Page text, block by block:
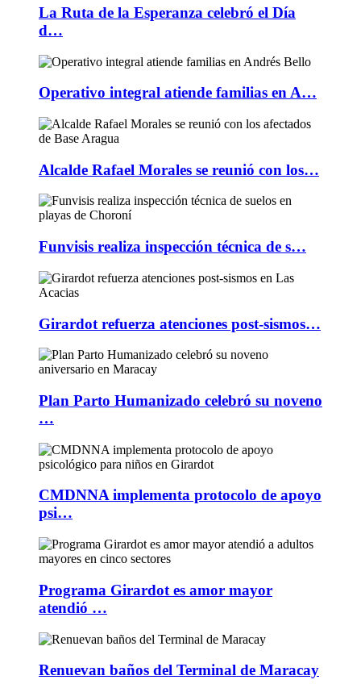
La Ruta de la Esperanza celebró el Día
d…
Operativo integral atiende familias en A…
Alcalde Rafael Morales se reunió con los…
Funvisis realiza inspección técnica de s…
Girardot refuerza atenciones post-sismos…
Plan Parto Humanizado celebró su noveno
…
CMDNNA implementa protocolo de apoyo
psi…
Programa Girardot es amor mayor
atendió …
Renuevan baños del Terminal de Maracay